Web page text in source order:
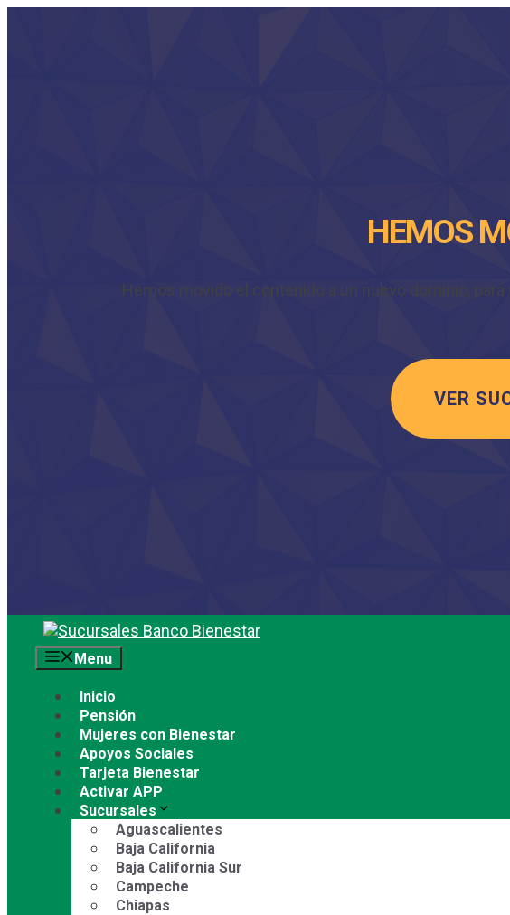
HEMOS
Hemos movido el contenido a un nuevo dominio,
VER
Saltar
contenidoMenu
Inicio
Pensión
Mujeres con Bienestar
Apoyos Sociales
Tarjeta Bienestar
Activar APP
Sucursales
Aguascalientes
Baja California
Baja California Sur
Campeche
Chiapas